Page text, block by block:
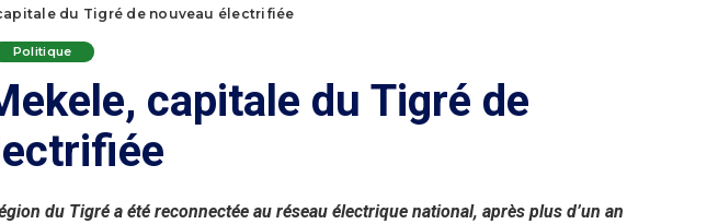
du Tigré de nouveau électrifiée
Politique
capitale du Tigré de
du Tigré a été reconnectée au réseau électrique national, après plus d’un an